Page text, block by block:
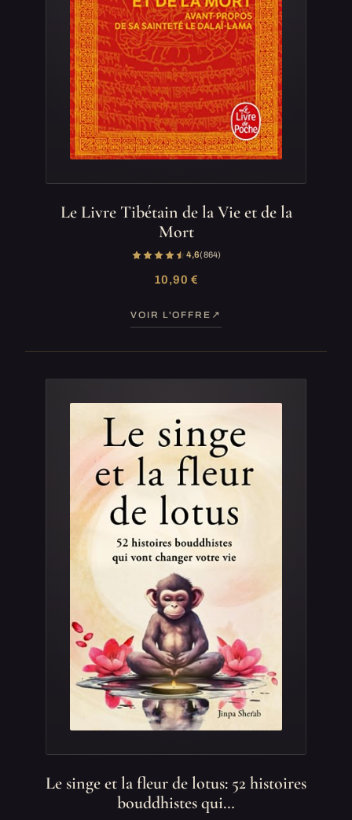
Le Livre Tibétain de la Vie et de la
Mort
4,6(864)
10,90 €
VOIR L'OFFRE
Le singe et la fleur de lotus: 52 histoires
bouddhistes qui…